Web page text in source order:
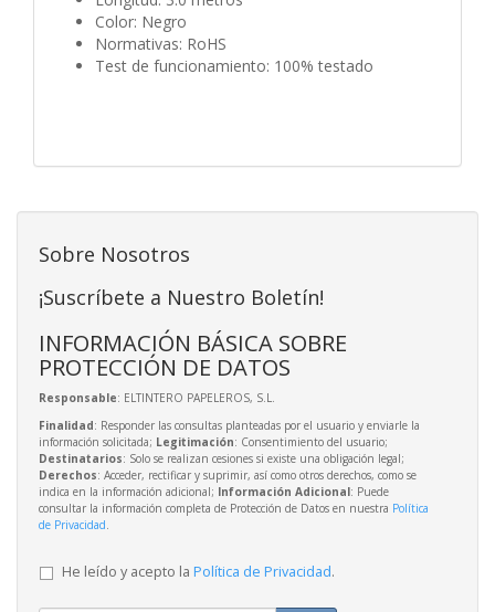
Color: Negro
Normativas: RoHS
Test de funcionamiento: 100% testado
Sobre Nosotros
¡Suscríbete a Nuestro Boletín!
INFORMACIÓN BÁSICA SOBRE
PROTECCIÓN DE DATOS
Responsable: ELTINTERO PAPELEROS, S.L.
Finalidad: Responder las consultas planteadas por el usuario y enviarle la
información solicitada; Legitimación: Consentimiento del usuario;
Destinatarios: Solo se realizan cesiones si existe una obligación legal;
Derechos: Acceder, rectificar y suprimir, así como otros derechos, como se
indica en la información adicional; Información Adicional: Puede
consultar la información completa de Protección de Datos en nuestra Política
de Privacidad
He leído y acepto la Política de Privacidad.